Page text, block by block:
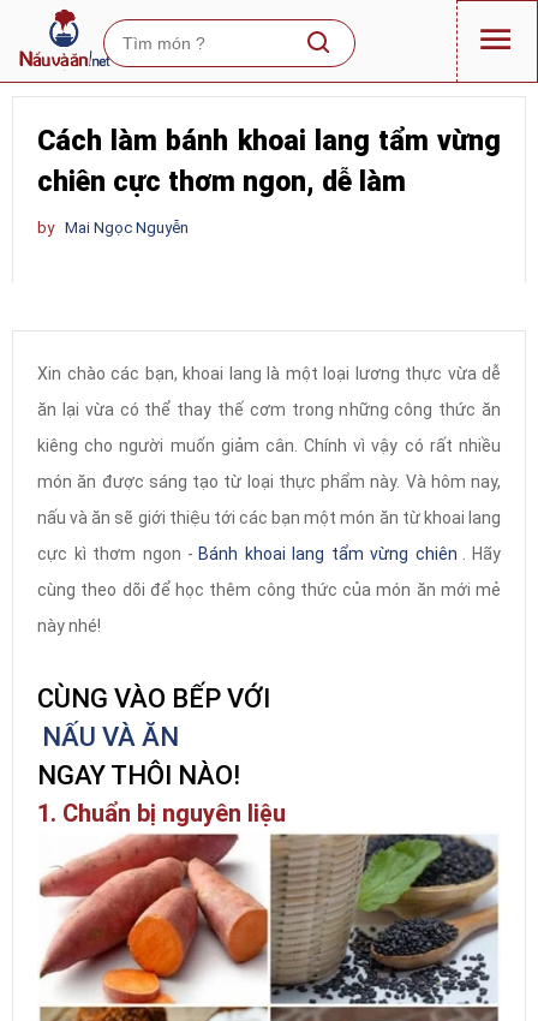
Cách làm bánh khoai lang tẩm vừng
chiên cực thơm ngon, dễ làm
by Mai Ngọc Nguyễn
Xin chào các bạn, khoai lang là một loại lương thực vừa dễ
ăn lại vừa có thể thay thế cơm trong những công thức ăn
kiêng cho người muốn giảm cân. Chính vì vậy có rất nhiều
món ăn được sáng tạo từ loại thực phẩm này. Và hôm nay,
nấu và ăn sẽ giới thiệu tới các bạn một món ăn từ khoai lang
cực kì thơm ngon - Bánh khoai lang tẩm vừng chiên
. Hãy
cùng theo dõi để học thêm công thức của món ăn mới mẻ
này nhé!
CÙNG VÀO BẾP VỚI
NẤU VÀ ĂN
NGAY THÔI NÀO!
1. Chuẩn bị nguyên liệu